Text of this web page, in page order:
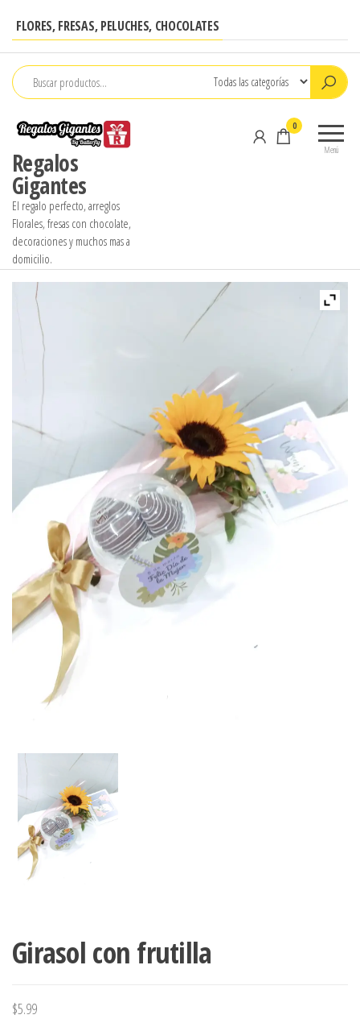
contenido
FLORES, FRESAS, PELUCHES, CHOCOLATES
Regalos
Gigantes
El regalo perfecto, arreglos
Florales, fresas con chocolate,
decoraciones y muchos mas a
domicilio.
Menú
0
Girasol con frutilla
$5.99